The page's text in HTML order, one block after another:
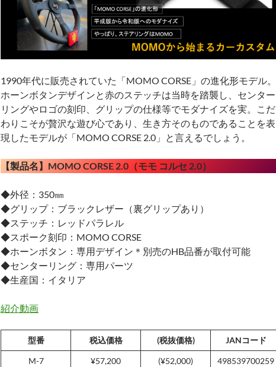
1990年代に販売されていた「MOMO CORSE」の進化形モデル。
ホーンボタンデザインと赤のステッチは当時を踏襲し、センター
リングやロゴの刻印、グリップの仕様等でモダナイズを実。こだ
わりこそが贅沢な遊び心であり、生き方そのものであることを表
現したモデルが「MOMO CORSE 2.0」と言えるでしょう。
【製品名】MOMO CORSE 2.0（モモ コルセ 2.0）
◆外径：350㎜
◆グリップ：ブラックレザー（裏グリップあり）
◆ステッチ：レッドパラレル
◆スポーク刻印：MOMO CORSE
◆ホーンボタン：専用デザイン＊別売のHB品番が取付可能
◆センターリング：専用パーツ
◆生産国：イタリア
紹介動画
型番 税込価格 (税抜価格) JANコード
M-7 ¥57,200 (¥52,000)
498539700259